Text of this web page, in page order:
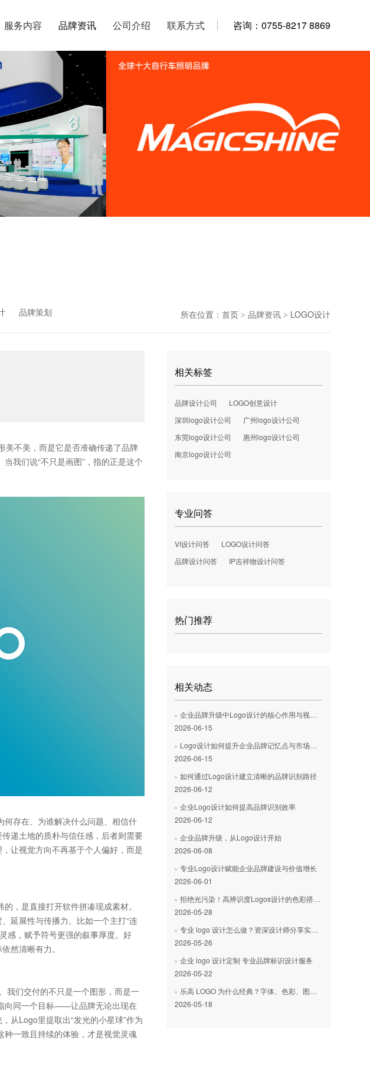
服务内容 品牌资讯 公司介绍 联系方式 咨询：0755-8217 8869
服务内容 品牌资讯 公司介绍 联系方式 咨询：0755-8217 8869
品牌策划 所在位置： 首页 > 品牌资讯 > LOGO设计
美不美，而是它是否准确传递了品牌
我们说“不只是画图”，指的正是这个
何存在、为谁解决什么问题、相信什
递土地的质朴与信任感，后者则需要
让视觉方向不再基于个人偏好，而是
，是直接打开软件拼凑现成素材。
延展性与传播力。比如一个主打“连
感，赋予符号更强的叙事厚度。好
然清晰有力。
我们交付的不只是一个图形，而是一
向同一个目标——让品牌无论出现在
从Logo里提取出“发光的小星球”作为
一致且持续的体验，才是视觉灵魂
相关标签
品牌设计公司
LOGO创意设计
深圳logo设计公司
广州logo设计公司
东莞logo设计公司
惠州logo设计公司
南京logo设计公司
专业问答
VI设计问答
LOGO设计问答
品牌设计问答
IP吉祥物设计问答
热门推荐
相关动态
企业品牌升级中Logo设计的核心作用与视觉识别优化路径分析
2026-06-15
Logo设计如何提升企业品牌记忆点与市场竞争力
2026-06-15
如何通过Logo设计建立清晰的品牌识别路径
2026-06-12
企业Logo设计如何提高品牌识别效率
2026-06-12
企业品牌升级，从Logo设计开始
2026-06-08
专业Logo设计赋能企业品牌建设与价值增长
2026-06-01
拒绝光污染！高辨识度Logos设计的色彩搭配黄金法则
2026-05-28
专业 logo 设计怎么做？资深设计师分享实用技巧
2026-05-26
企业 logo 设计定制 专业品牌标识设计服务
2026-05-22
乐高 LOGO 为什么经典？字体、色彩、图形的三大设计密码
2026-05-18